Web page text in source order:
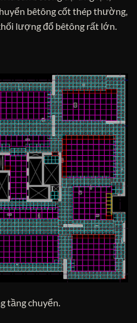
bêtông cốt thép thường,
lượng đổ bêtông rất lớn.
tầng chuyển.